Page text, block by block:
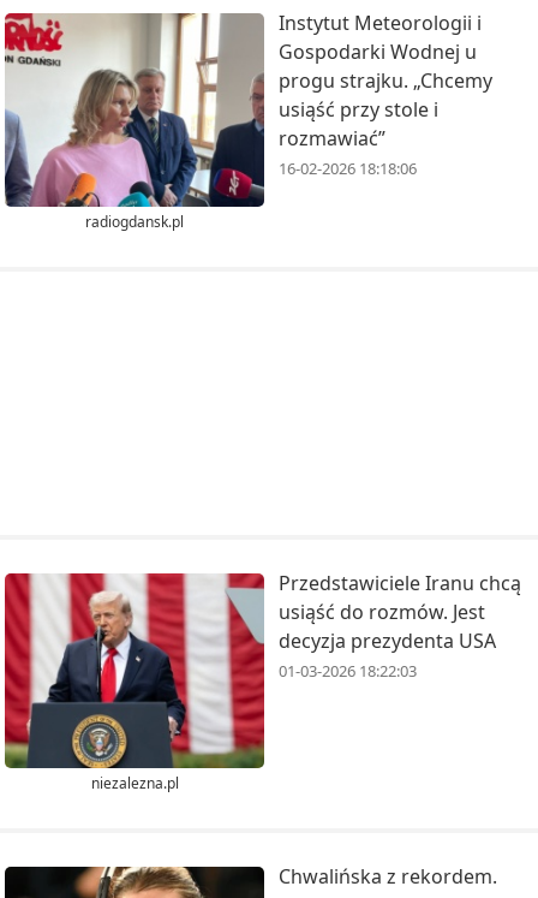
radiogdansk.pl
Instytut Meteorologii i
Gospodarki Wodnej u
progu strajku. „Chcemy
usiąść przy stole i
rozmawiać”
16-02-2026 18:18:06
niezalezna.pl
Przedstawiciele Iranu chcą
usiąść do rozmów. Jest
decyzja prezydenta USA
01-03-2026 18:22:03
Chwalińska z rekordem.